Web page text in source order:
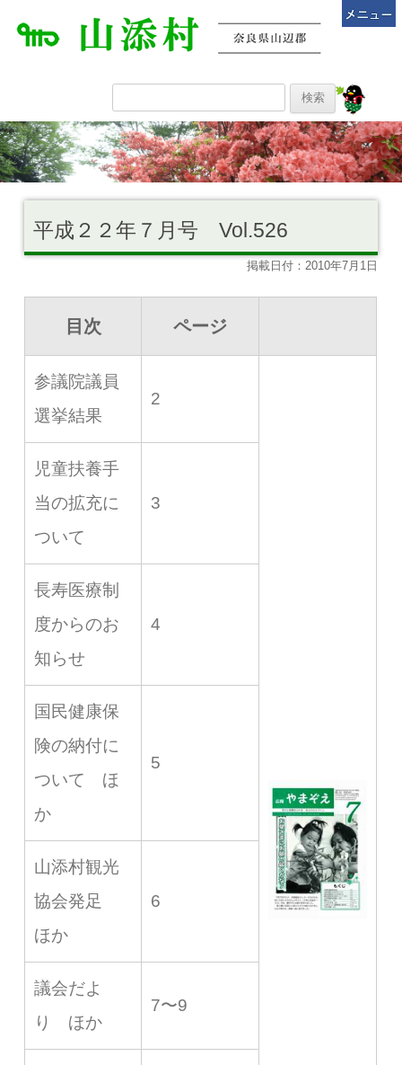
平成２２年７月号 Vol.526
掲載日付：2010年7月1日
目次 ページ
参議院議員
選挙結果
2
児童扶養手
当の拡充に
ついて
3
長寿医療制
度からのお
知らせ
4
国民健康保
険の納付に
ついて ほ
か
5
山添村観光
協会発足
ほか
6
議会だよ
り ほか
7〜9